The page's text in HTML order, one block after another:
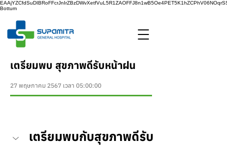
Bottum
เตรียมพบ สุขภาพดีรับหน้าฝน
27 พฤษภาคม 2567 เวลา 05:00:00
เตรียมพบกับสุขภาพดีรับ